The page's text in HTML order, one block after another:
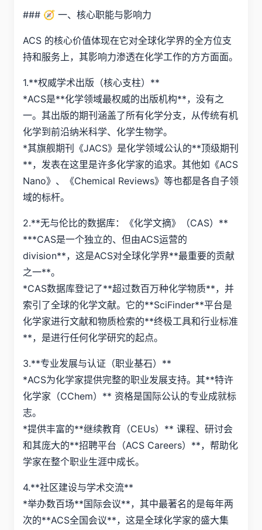
### 🧭 一、核心职能与影响力
ACS 的核心价值体现在它对全球化学界的全方位支
持和服务上，其影响力渗透在化学工作的方方面面。
1.**权威学术出版（核心支柱）**
*ACS是**化学领域最权威的出版机构**，没有之
一。其出版的期刊涵盖了所有化学分支，从传统有机
化学到前沿纳米科学、化学生物学。
*其旗舰期刊《JACS》是化学领域公认的**顶级期刊
**，发表在这里是许多化学家的追求。其他如《ACS
Nano》、《Chemical Reviews》等也都是各自子领
域的标杆。
2.**无与伦比的数据库：《化学文摘》（CAS）**
***CAS是一个独立的、但由ACS运营的
division**，这是ACS对全球化学界**最重要的贡献
之一**。
*CAS数据库登记了**超过数百万种化学物质**，并
索引了全球的化学文献。它的**SciFinder**平台是
化学家进行文献和物质检索的**终极工具和行业标准
**，是进行任何化学研究的起点。
3.**专业发展与认证（职业基石）**
*ACS为化学家提供完整的职业发展支持。其**特许
化学家（CChem）** 资格是国际公认的专业成就标
志。
*提供丰富的**继续教育（CEUs）** 课程、研讨会
和其庞大的**招聘平台（ACS Careers）**，帮助化
学家在整个职业生涯中成长。
4.**社区建设与学术交流**
*举办数百场**国际会议**，其中最著名的是每年两
次的**ACS全国会议**，这是全球化学家的盛大集